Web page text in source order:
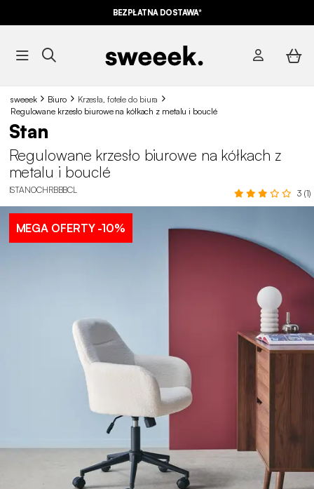
BEZPŁATNA DOSTAWA*
sweeek Biuro
Krzesła, fotele do biura
Regulowane krzesło biurowe na kółkach z metalu i bouclé
Stan
Regulowane krzesło biurowe na kółkach z
metalu i bouclé
ISTANOCHRBBBCL 3 (1)
MEGA OFERTY-10%